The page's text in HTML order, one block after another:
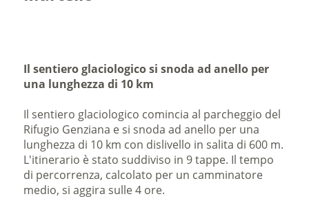
Il sentiero glaciologico si snoda ad anello per
una lunghezza di 10 km
Il sentiero glaciologico comincia al parcheggio del
Rifugio Genziana e si snoda ad anello per una
lunghezza di 10 km con dislivello in salita di 600 m.
L'itinerario è stato suddiviso in 9 tappe. Il tempo
di percorrenza, calcolato per un camminatore
medio, si aggira sulle 4 ore.